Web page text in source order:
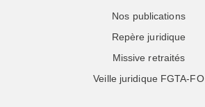
Nos publications
Repère juridique
Missive retraités
Veille juridique FGTA-FO